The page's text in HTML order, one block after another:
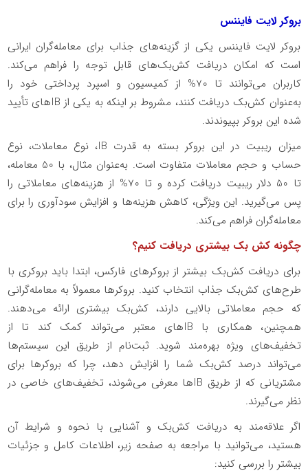
بروکر لایت فایننس
بروکر لایت فایننس یکی از گزینه‌های جذاب برای معامله‌گران ایرانی
است که امکان دریافت کش‌بک‌های قابل توجه را فراهم می‌کند.
کاربران می‌توانند تا 70% از کمیسیون و اسپرد پرداختی خود را
به‌عنوان کش‌بک دریافت کنند، مشروط بر اینکه به یکی از IB‌های تأیید
شده این بروکر بپیوندند.
میزان ریبیت در این بروکر بسته به قدرت IB، نوع معاملات، نوع
حساب و حجم معاملات متفاوت است. به‌عنوان مثال، با 50 معامله،
تا 50 دلار ریبیت دریافت کرده و تا 70% از هزینه‌های معاملاتی را
پس می‌گیرید. این ویژگی، کاهش هزینه‌ها و افزایش سودآوری را برای
معامله‌گران فراهم می‌کند.
چگونه کش بک بیشتری دریافت کنیم؟
برای دریافت کش‌بک بیشتر از بروکرهای فارکس، ابتدا باید بروکری با
طرح‌های کش‌بک جذاب انتخاب کنید. بروکرها معمولاً به معامله‌گرانی
که حجم معاملاتی بالایی دارند، کش‌بک بیشتری ارائه می‌دهند.
همچنین، همکاری با IBهای معتبر می‌تواند کمک کند تا از
تخفیف‌های ویژه بهره‌مند شوید. ثبت‌نام از طریق این سیستم‌ها
می‌تواند درصد کش‌بک شما را افزایش دهد، چرا که بروکرها برای
مشتریانی که از طریق IBها معرفی می‌شوند، تخفیف‌های خاصی در
نظر می‌گیرند.
اگر علاقه‌مند به دریافت کش‌بک و آشنایی با نحوه و شرایط آن
هستید، می‌توانید با مراجعه به صفحه زیر، اطلاعات کامل و جزئیات
بیشتر را بررسی کنید: